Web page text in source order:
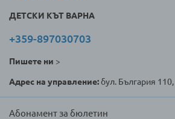
ДЕТСКИ КЪТ ВАРНА
+359-897030703
Пишете ни >
Адрес на управление:бул. България
Абонамент за бюлетин